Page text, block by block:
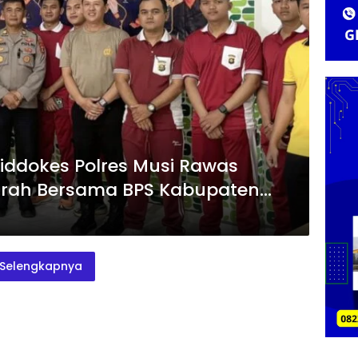
Polres Musi Rawas
Bersama BPS Kabupaten
Selengkapnya